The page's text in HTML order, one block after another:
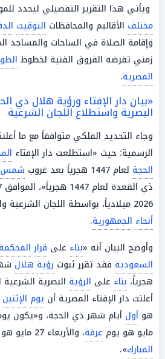
ويأتي هذا التقرير التفصيلي ليحدد
مختلف الأقاليم والمحافظات التوقيت
وإقامة الصلاة في الساحات والمساجد
زمني تفرضه الفروق الفنية لخطوط
المصرية.
«بيان دار الإفتاء ورؤية هلال ذي
البصرية واستطلاع اللجان الشرعية
وجاء التحديد الفلكي متوافقاً مع ما
الرسمية؛ حيث «استطلعت دار الإفتاء
الحجة لعام 1447 هجرياً بعد غروب شمس
ذي القعدة لعام 1447 هجرياً»، الموافق 17 من
2026 ميلادياً، بواسطة اللجان الشرعية والعلمية المنتشرة في
أنحاء الجمهورية.
وأوضح البيان أنه «بناء على قرار المحكمة
السعودية فقد تقرر ثبوت رؤية هلال
هجرياً، بناء على الرؤية البصرية
أعلنت دار الإفتاء المصرية أن يوم الإثنين
هو أول أيام شهر ذي الحجة، و«يكون
مايو هو يوم عرفة، والأربعاء 27 مايو هو
المبارك».